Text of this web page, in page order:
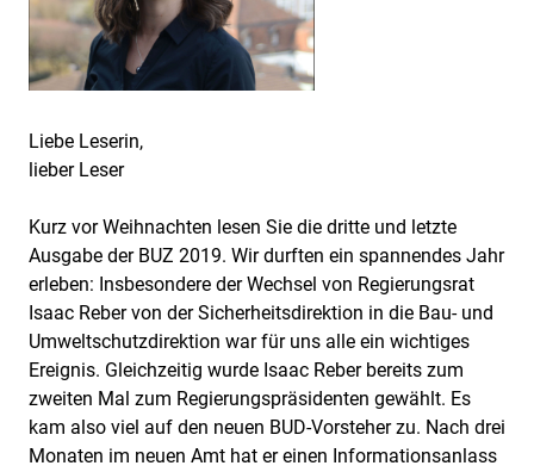
Liebe Leserin,
lieber Leser
Kurz vor Weihnachten lesen Sie die dritte und letzte
Ausgabe der BUZ 2019. Wir durften ein spannendes Jahr
erleben: Insbesondere der Wechsel von Regierungsrat
Isaac Reber von der Sicherheitsdirektion in die Bau- und
Umweltschutzdirektion war für uns alle ein wichtiges
Ereignis. Gleichzeitig wurde Isaac Reber bereits zum
zweiten Mal zum Regierungspräsidenten gewählt. Es
kam also viel auf den neuen BUD-Vorsteher zu. Nach drei
Monaten im neuen Amt hat er einen Informationsanlass